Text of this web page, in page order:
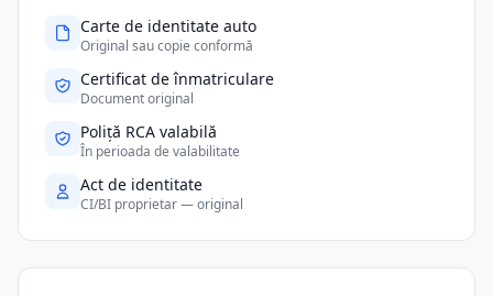
Carte de identitate auto
Original sau copie conformă
Certificat de înmatriculare
Document original
Poliță RCA valabilă
În perioada de valabilitate
Act de identitate
CI/BI proprietar — original